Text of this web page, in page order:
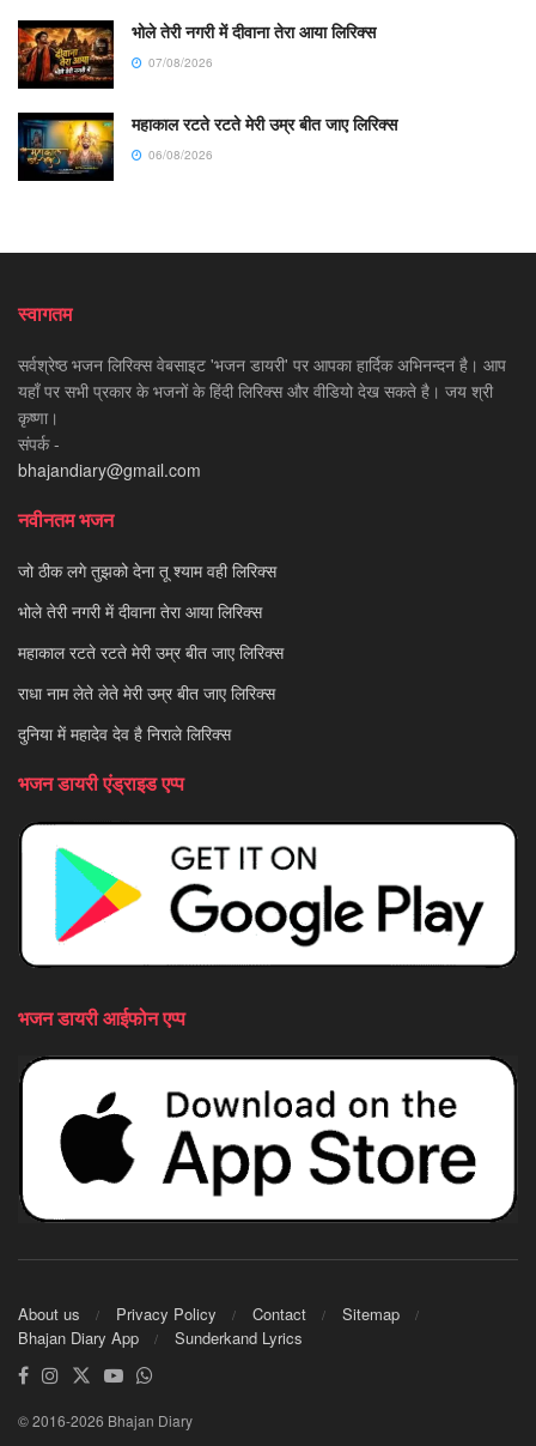
भोले तेरी नगरी में दीवाना तेरा आया लिरिक्स
07/08/2026
महाकाल रटते रटते मेरी उम्र बीत जाए लिरिक्स
06/08/2026
स्वागतम
सर्वश्रेष्ठ भजन लिरिक्स वेबसाइट 'भजन डायरी' पर आपका हार्दिक अभिनन्दन है। आप
यहाँ पर सभी प्रकार के भजनों के हिंदी लिरिक्स और वीडियो देख सकते है। जय श्री
कृष्णा।
संपर्क -
bhajandiary@gmail.com
नवीनतम भजन
जो ठीक लगे तुझको देना तू श्याम वही लिरिक्स
भोले तेरी नगरी में दीवाना तेरा आया लिरिक्स
महाकाल रटते रटते मेरी उम्र बीत जाए लिरिक्स
राधा नाम लेते लेते मेरी उम्र बीत जाए लिरिक्स
दुनिया में महादेव देव है निराले लिरिक्स
भजन डायरी एंड्राइड एप्प
भजन डायरी आईफोन एप्प
About us Privacy Policy Contact
Sitemap
Bhajan Diary App
Sunderkand Lyrics
© 2016-2026 Bhajan Diary